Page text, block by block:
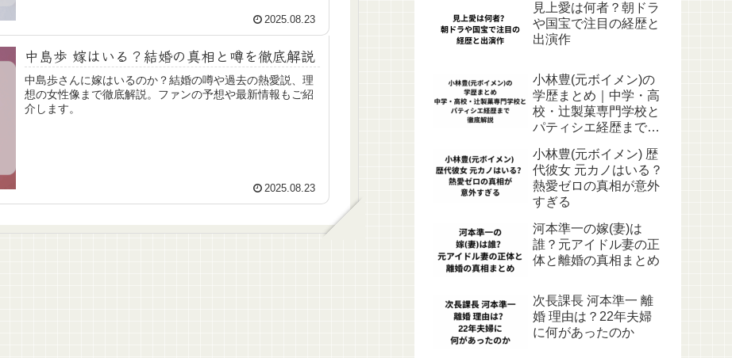
2025.08.23
中島歩 嫁はいる？結婚の真相と噂を徹底解説
中島歩さんに嫁はいるのか？結婚の噂や過去の熱愛説、理
想の女性像まで徹底解説。ファンの予想や最新情報もご紹
介します。
2025.08.23
見上愛は何者？朝ドラ
や国宝で注目の経歴と
出演作
小林豊(元ボイメン)の
学歴まとめ｜中学・高
校・辻製菓専門学校と
パティシエ経歴まで徹
小林豊(元ボイメン) 歴
代彼女 元カノはいる？
熱愛ゼロの真相が意外
すぎる
河本準一の嫁(妻)は
誰？元アイドル妻の正
体と離婚の真相まとめ
次長課長 河本準一 離
婚 理由は？22年夫婦
に何があったのか